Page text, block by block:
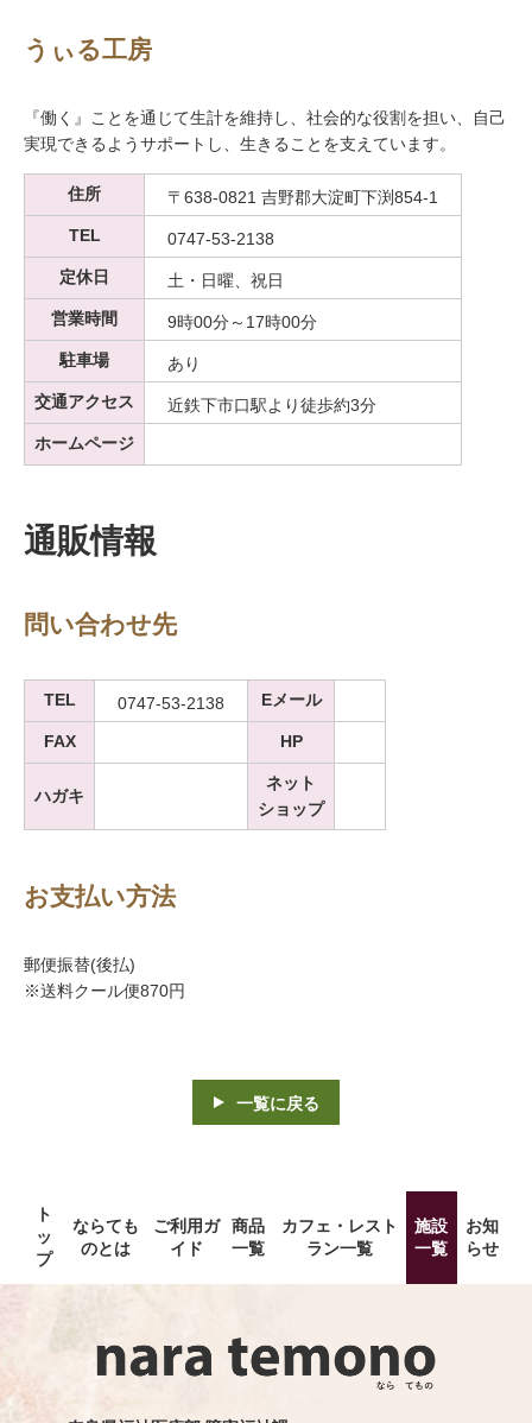
うぃる工房
『働く』ことを通じて生計を維持し、社会的な役割を担い、自己
実現できるようサポートし、生きることを支えています。
住所
〒638-0821 吉野郡大淀町下渕854-1
TEL
0747-53-2138
定休日
土・日曜、祝日
営業時間
9時00分～17時00分
駐車場
あり
交通アクセス
近鉄下市口駅より徒歩約3分
ホームページ
通販情報
問い合わせ先
TEL 0747-53-2138 Eメール
FAX HP
ハガキ
ネット
ショップ
お支払い方法
郵便振替(後払)
※送料クール便870円
一覧に戻る
ト
ッ
プ
ならても
のとは
ご利用ガ
イド
商品
一覧
カフェ・レスト
ラン一覧
施設
一覧
お知
らせ